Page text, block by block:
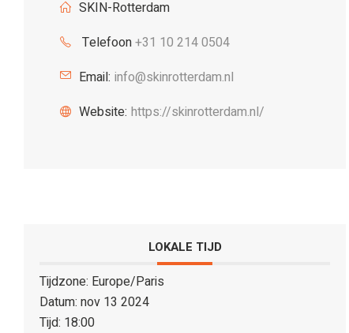
SKIN-Rotterdam
Telefoon+31 10 214 0504
Email: info@skinrotterdam.nl
Website: https://skinrotterdam.nl/
LOKALE TIJD
Tijdzone: Europe/Paris
Datum: nov 13 2024
Tijd: 18:00